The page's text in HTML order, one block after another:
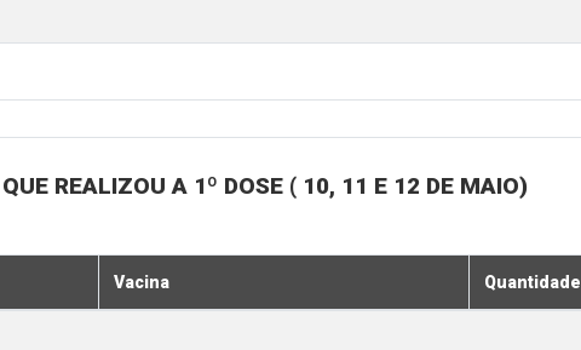
REALIZOU A 1º DOSE ( 10, 11 E 12 DE MAIO)
Vacina Quantidade